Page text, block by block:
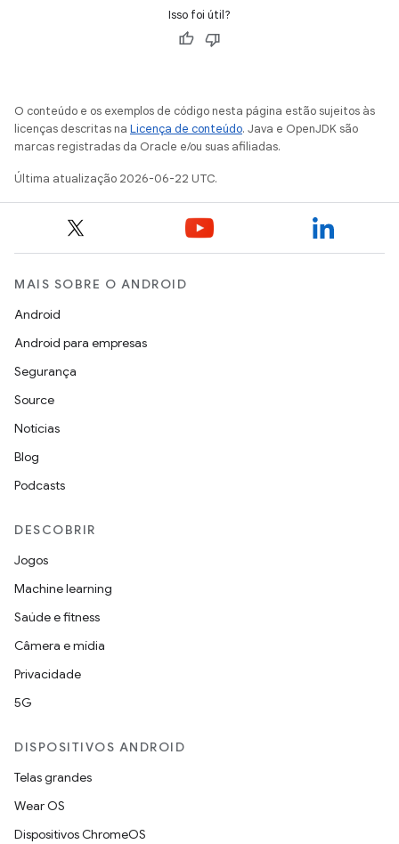
Isso foi útil?
O conteúdo e os exemplos de código nesta página estão sujeitos às
licenças descritas na Licença de conteúdo. Java e OpenJDK são
marcas registradas da Oracle e/ou suas afiliadas.
Última atualização 2026-06-22 UTC.
MAIS SOBRE O ANDROID
Android
Android para empresas
Segurança
Source
Notícias
Blog
Podcasts
DESCOBRIR
Jogos
Machine learning
Saúde e fitness
Câmera e mídia
Privacidade
5G
DISPOSITIVOS ANDROID
Telas grandes
Wear OS
Dispositivos ChromeOS